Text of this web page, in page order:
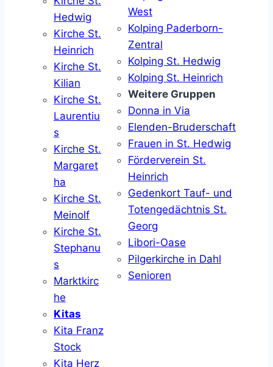
Hedwig
Kirche St.
Heinrich
Kirche St.
Kilian
Kirche St.
Laurentiu
s
Kirche St.
Margaret
ha
Kirche St.
Meinolf
Kirche St.
Stephanu
s
Marktkirc
he
Kitas
Kita Franz
Stock
Kita Herz
West
Kolping Paderborn-
Zentral
Kolping St. Hedwig
Kolping St. Heinrich
Weitere Gruppen
Donna in Via
Elenden-Bruderschaft
Frauen in St. Hedwig
Förderverein St.
Heinrich
Gedenkort Tauf- und
Totengedächtnis St.
Georg
Libori-Oase
Pilgerkirche in Dahl
Senioren